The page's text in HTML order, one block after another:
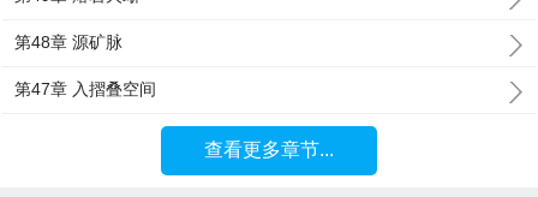
第48章 源矿脉
第47章 入摺叠空间
查看更多章节...